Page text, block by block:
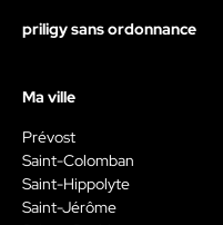
priligy sans ordonnance
Ma ville
Prévost
Saint-Colomban
Saint-Hippolyte
Saint-Jérôme